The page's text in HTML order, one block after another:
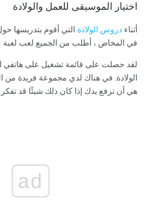
اختيار الموسيقى للعمل والولادة
أثناء دروس الولادة التي أقوم بتدريسها
في المخاض ، أطلب من الجميع لعب لعبة
لقد حصلت على قائمة تشغيل على هاتفي
الولادة. في هناك لدي مجموعة فريدة من
هي أن ترفع يدك إذا كان ذلك شيئًا قد تفكر
ad